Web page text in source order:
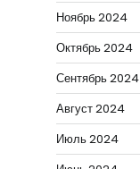
Ноябрь 2024
Октябрь 2024
Сентябрь 2024
Август 2024
Июль 2024